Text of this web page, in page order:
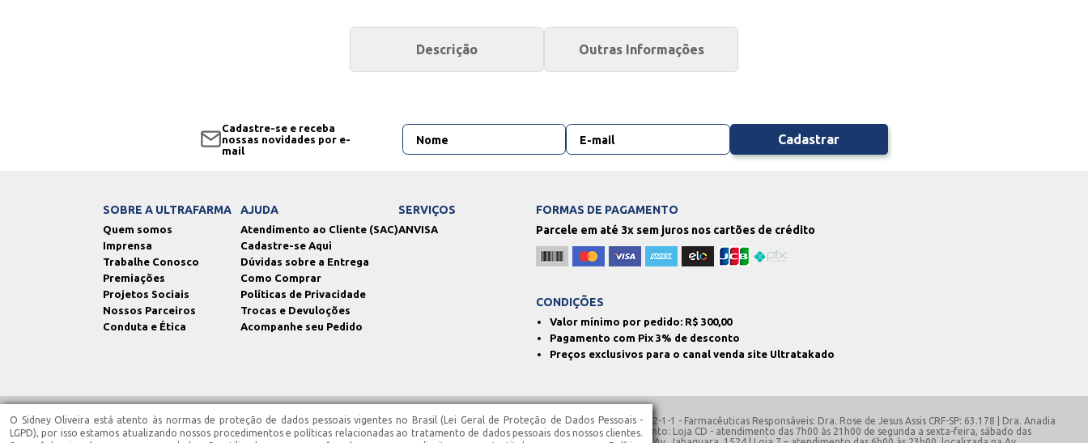
Descrição Outras Informações
Cadastre-se e receba
nossas novidades por e-
mail
Cadastrar
SOBRE A ULTRAFARMA
Quem somos
Imprensa
Trabalhe Conosco
Premiações
Projetos Sociais
Nossos Parceiros
Conduta e Ética
AJUDA
Atendimento ao Cliente (SAC)
Cadastre-se Aqui
Dúvidas sobre a Entrega
Como Comprar
Políticas de Privacidade
Trocas e Devuloções
Acompanhe seu Pedido
SERVIÇOS
ANVISA
FORMAS DE PAGAMENTO
Parcele em até 3x sem juros nos cartões de crédito
CONDIÇÕES
Valor mínimo por pedido: R$ 300,00
Pagamento com Pix 3% de desconto
Preços exclusivos para o canal venda site Ultratakado
Ultrafarma Saúde EIRELI - CNPJ: 02.543.945/0006-90 | Santa Isabel/SP | IE: 130.762.850.113 | AFE: 780.2129 | SIVISA: 354680110-477-000062-1-1 - Farmacêuticas Responsáveis: Dra. Rose de Jesus Assis CRF-SP: 63.178 | Dra. Anadia
Terezinha Barbosa CRF-SP 87.005 - End.: Est. Municipal Dep. Est. Francisco Franco, N° 1363-A – Santa Isabel – SP | Horários de Funcionamento: Loja CD - atendimento das 7h00 às 21h00 de segunda a sexta-feira, sábado das
O Sidney Oliveira está atento às normas de proteção de dados pessoais vigentes no Brasil (Lei Geral de Proteção de Dados Pessoais -
LGPD), por isso estamos atualizando nossos procedimentos e políticas relacionadas ao tratamento de dados pessoais dos nossos clientes.